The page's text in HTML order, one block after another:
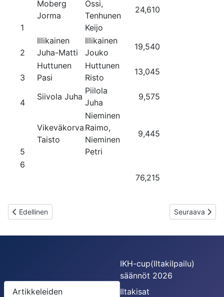
1
Moberg
Jorma
Ossi,
Tenhunen
Keijo
24,610
2
Illikainen
Juha-Matti
Illikainen
Jouko
19,540
3
Huttunen
Pasi
Huttunen
Risto
13,045
4
Siivola Juha
Piilola
Juha
9,575
5
Vikeväkorva
Taisto
Nieminen
Raimo,
Nieminen
Petri
9,445
6
76,215
Edellinen artikkeli: Euronics-uistelu 2021:n tulokset
Edellinen Seuraava
Seuraava
Artikkeleiden
IKH-cup(Iltakilpailu)
säännöt 2026
Iltakisat